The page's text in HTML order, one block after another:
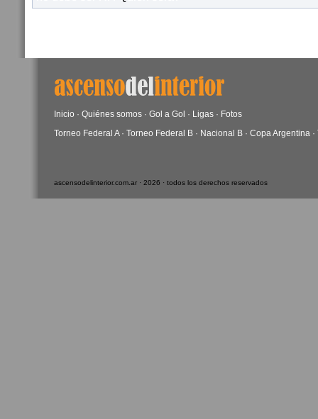
Inicio · Quiénes somos · Gol a Gol · Ligas · Fotos
Torneo Federal A· Torneo Federal B · Nacional B · Copa Argentina ·
ascensodelinterior.com.ar · 2026 · todos los derechos reservados